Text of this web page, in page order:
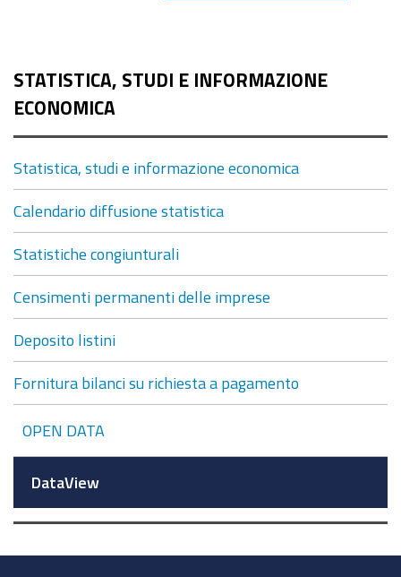
STATISTICA, STUDI E INFORMAZIONE
ECONOMICA
Statistica, studi e informazione economica
Calendario diffusione statistica
Statistiche congiunturali
Censimenti permanenti delle imprese
Deposito listini
Fornitura bilanci su richiesta a pagamento
OPEN DATA
DataView